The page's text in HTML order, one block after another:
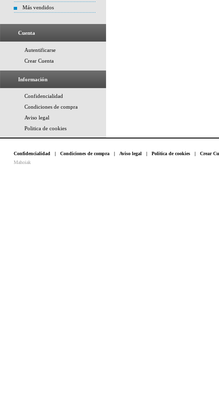
Más vendidos
Cuenta
Autentificarse
Crear Cuenta
Información
Confidencialidad
Condiciones de compra
Aviso legal
Politica de cookies
Confidencialidad | Condiciones de compra | Aviso legal | Politica de cookies | Crear
Mahoiak